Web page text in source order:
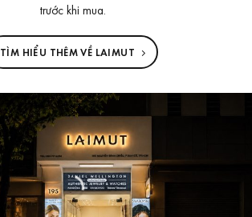
trước khi mua.
TÌM HIỂU THÊM VỀ LAIMUT